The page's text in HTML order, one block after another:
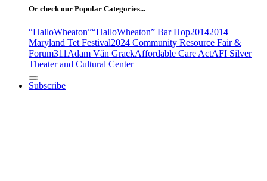
Or check our Popular Categories...
“HalloWheaton”“HalloWheaton” Bar Hop20142014
Maryland Tet Festival2024 Community Resource Fair &
Forum311Adam Văn GrackAffordable Care ActAFI Silver
Theater and Cultural Center
Subscribe